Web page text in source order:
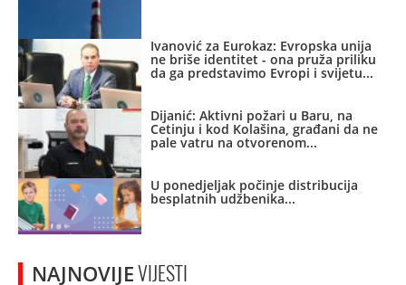
Ivanović za Eurokaz: Evropska unija
ne briše identitet - ona pruža priliku
da ga predstavimo Evropi i svijetu
Dijanić: Aktivni požari u Baru, na
Cetinju i kod Kolašina, građani da ne
pale vatru na otvorenom
U ponedjeljak počinje distribucija
besplatnih udžbenika
NAJNOVIJEVIJESTI